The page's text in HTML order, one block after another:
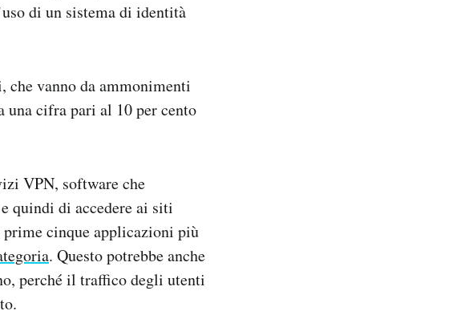
di un sistema di identità
vanno da ammonimenti
una cifra pari al 10 per cento
VPN, software che
quindi di accedere ai siti
prime cinque applicazioni più
. Questo potrebbe anche
perché il traffico degli utenti